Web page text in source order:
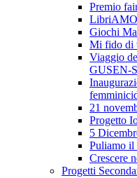
Premio
Giochi
Mi fido di
Viaggio
GUSEN-
21
Progetto
5
Puliamo il
Crescere
Progetti